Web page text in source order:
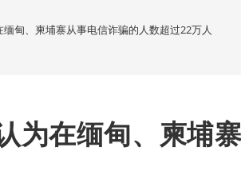
甸、柬埔寨从事电信诈骗的人数超过22万人
为在缅甸、柬埔